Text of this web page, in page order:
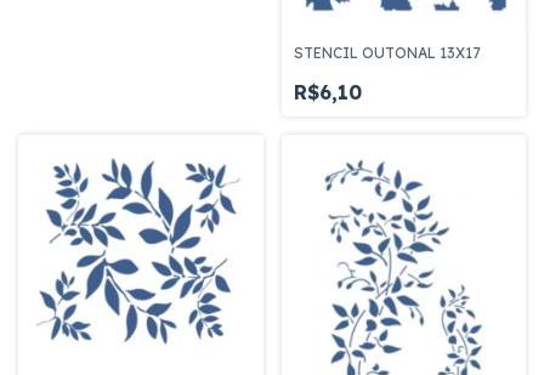
STENCIL OUTONAL 13X17
R$6,10